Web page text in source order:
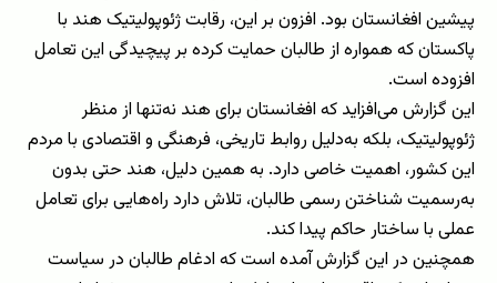
پیشین افغانستان بود. افزون بر این، رقابت ژئوپولیتیک هند با
پاکستان که همواره از طالبان حمایت کرده بر پیچیدگی این تعامل
افزوده است.
این گزارش می‌افزاید که افغانستان برای هند نه‌تنها از منظر
ژئوپولیتیک، بلکه به‌دلیل روابط تاریخی، فرهنگی و اقتصادی با مردم
این کشور، اهمیت خاصی دارد. به همین دلیل، هند حتی بدون
به‌رسمیت شناختن رسمی طالبان، تلاش دارد راه‌هایی برای تعامل
عملی با ساختار حاکم پیدا کند.
همچنین در این گزارش آمده است که ادغام طالبان در سیاست